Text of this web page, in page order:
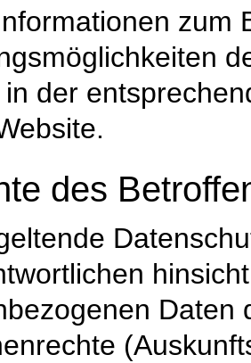
zum
der
des
Daten